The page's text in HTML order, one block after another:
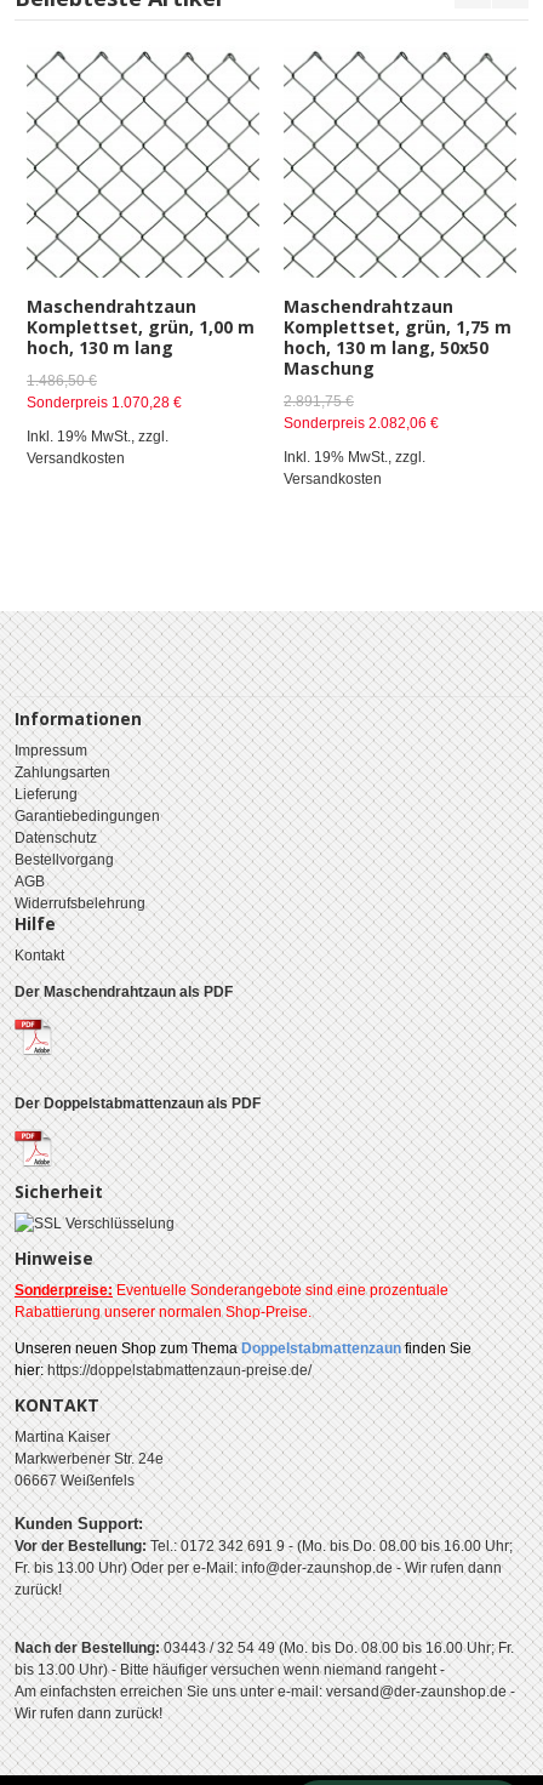
Maschendrahtzaun
Komplettset, grün, 1,00 m
hoch, 130 m lang
1.486,50 €
Sonderpreis 1.070,28 €
Inkl. 19% MwSt., zzgl.
Versandkosten
Maschendrahtzaun
Komplettset, grün, 1,75 m
hoch, 130 m lang, 50x50
Maschung
2.891,75 €
Sonderpreis 2.082,06 €
Inkl. 19% MwSt., zzgl.
Versandkosten
Informationen
Impressum
Zahlungsarten
Lieferung
Garantiebedingungen
Datenschutz
Bestellvorgang
AGB
Widerrufsbelehrung
Hilfe
Kontakt
Der Maschendrahtzaun als PDF
Der Doppelstabmattenzaun als PDF
Sicherheit
Hinweise
Sonderpreise:Eventuelle Sonderangebote sind eine prozentuale
Rabattierung unserer normalen Shop-Preise.
Unserenneuen Shop zum ThemaDoppelstabmattenzaun finden Sie
hier:https://doppelstabmattenzaun-preise.de/
KONTAKT
Martina Kaiser
Markwerbener Str. 24e
06667 Weißenfels
Kunden Support:
Vor der Bestellung:Tel.: 0172 342 691 9 - (Mo. bis Do. 08.00 bis 16.00 Uhr;
Fr. bis 13.00 Uhr)Oder per e-Mail: info@der-zaunshop.de- Wir rufen dann
zurück!
Nach der Bestellung:03443 / 32 54 49 (Mo. bis Do. 08.00 bis 16.00 Uhr; Fr.
bis 13.00 Uhr) - Bitte häufiger versuchen wenn niemand rangeht -
Am einfachsten erreichen Sie uns unter e-mail: versand@der-zaunshop.de -
Wir rufen dann zurück!